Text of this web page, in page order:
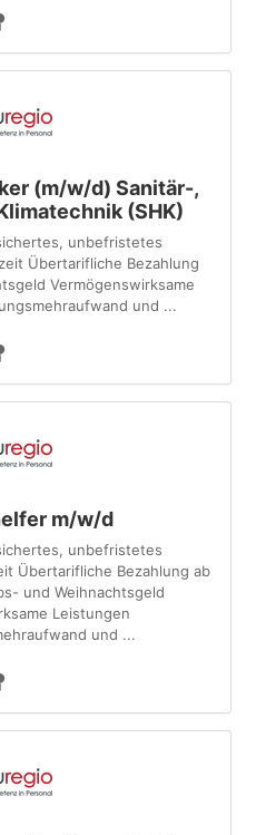
(m/w/d) Sanitär-,
(SHK)
unbefristetes
Übertarifliche Bezahlung
Vermögenswirksame
und ...
m/w/d
unbefristetes
Übertarifliche Bezahlung ab
und Weihnachtsgeld
Leistungen
und ...